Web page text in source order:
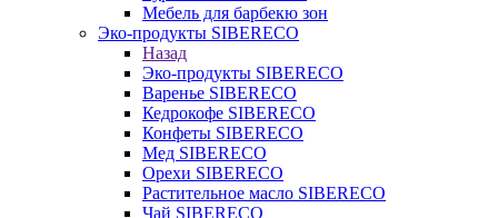
Мебель для барбекю зон
Эко-продукты SIBERECO
Назад
Эко-продукты SIBERECO
Варенье SIBERECO
Кедрокофе SIBERECO
Конфеты SIBERECO
Мед SIBERECO
Орехи SIBERECO
Растительное масло SIBERECO
Чай SIBERECO